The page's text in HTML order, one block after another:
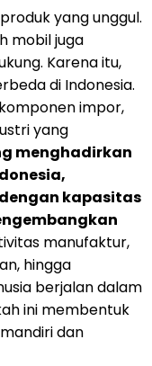
yang unggul.
mobil juga
Karena itu,
di Indonesia.
impor,
yang
menghadirkan
kapasitas
manufaktur,
hingga
berjalan dalam
ini membentuk
dan